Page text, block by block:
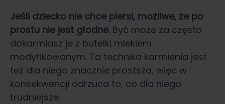
Jeśli dziecko nie chce piersi, możliwe, że po
prostu nie jest głodne. Być może za często
dokarmiasz je z butelki mlekiem
modyfikowanym. Ta technika karmienia jest
też dla niego znacznie prostsza, więc w
konsekwencji odrzuca to, co dla niego
trudniejsze.